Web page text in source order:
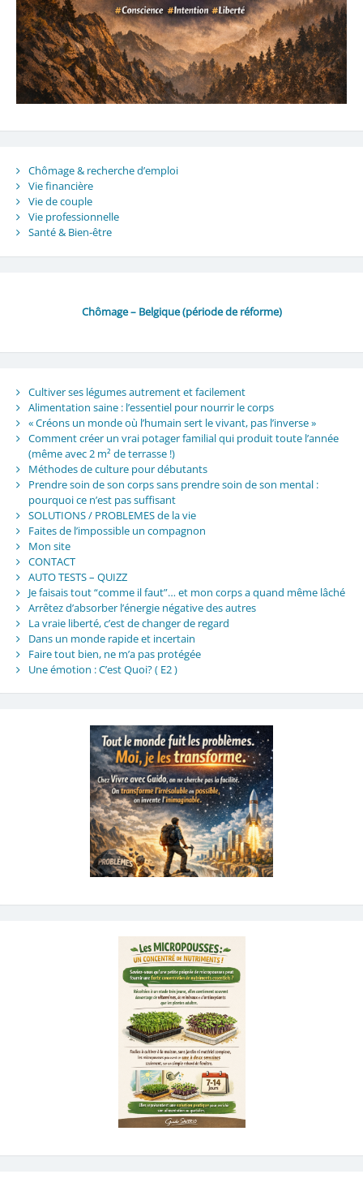
Chômage & recherche d’emploi
Vie financière
Vie de couple
Vie professionnelle
Santé & Bien-être
Chômage – Belgique (période de réforme)
Cultiver ses légumes autrement et facilement
Alimentation saine : l’essentiel pour nourrir le corps
« Créons un monde où l’humain sert le vivant, pas l’inverse »
Comment créer un vrai potager familial qui produit toute l’année
(même avec 2 m² de terrasse !)
Méthodes de culture pour débutants
Prendre soin de son corps sans prendre soin de son mental :
pourquoi ce n’est pas suffisant
SOLUTIONS / PROBLEMES de la vie
Faites de l’impossible un compagnon
Mon site
CONTACT
AUTO TESTS – QUIZZ
Je faisais tout “comme il faut”… et mon corps a quand même lâché
Arrêtez d’absorber l’énergie négative des autres
La vraie liberté, c’est de changer de regard
Dans un monde rapide et incertain
Faire tout bien, ne m’a pas protégée
Une émotion : C’est Quoi? ( E2 )